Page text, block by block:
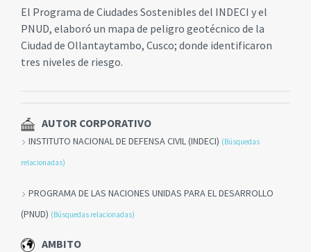
El Programa de Ciudades Sostenibles del INDECI y el
PNUD, elaboró un mapa de peligro geotécnico de la
Ciudad de Ollantaytambo, Cusco; donde identificaron
tres niveles de riesgo.
AUTOR CORPORATIVO
INSTITUTO NACIONAL DE DEFENSA CIVIL (INDECI) (Búsquedas
relacionadas)
PROGRAMA DE LAS NACIONES UNIDAS PARA EL DESARROLLO
(PNUD) (Búsquedas relacionadas)
AMBITO